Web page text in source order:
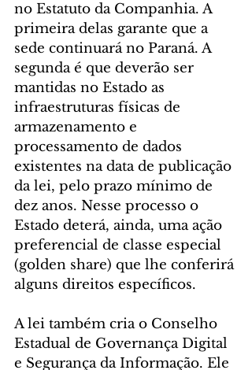
no Estatuto da Companhia. A
primeira delas garante que a
sede continuará no Paraná. A
segunda é que deverão ser
mantidas no Estado as
infraestruturas físicas de
armazenamento e
processamento de dados
existentes na data de publicação
da lei, pelo prazo mínimo de
dez anos. Nesse processo o
Estado deterá, ainda, uma ação
preferencial de classe especial
(golden share) que lhe conferirá
alguns direitos específicos.
A lei também cria o Conselho
Estadual de Governança Digital
e Segurança da Informação. Ele